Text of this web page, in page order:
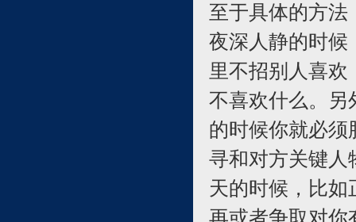
至于具体的方法
夜深人静的时候
里不招别人喜
不喜欢什么。另
的时候你就必须
寻和对方关键人
天的时候，比
再或者争取对你